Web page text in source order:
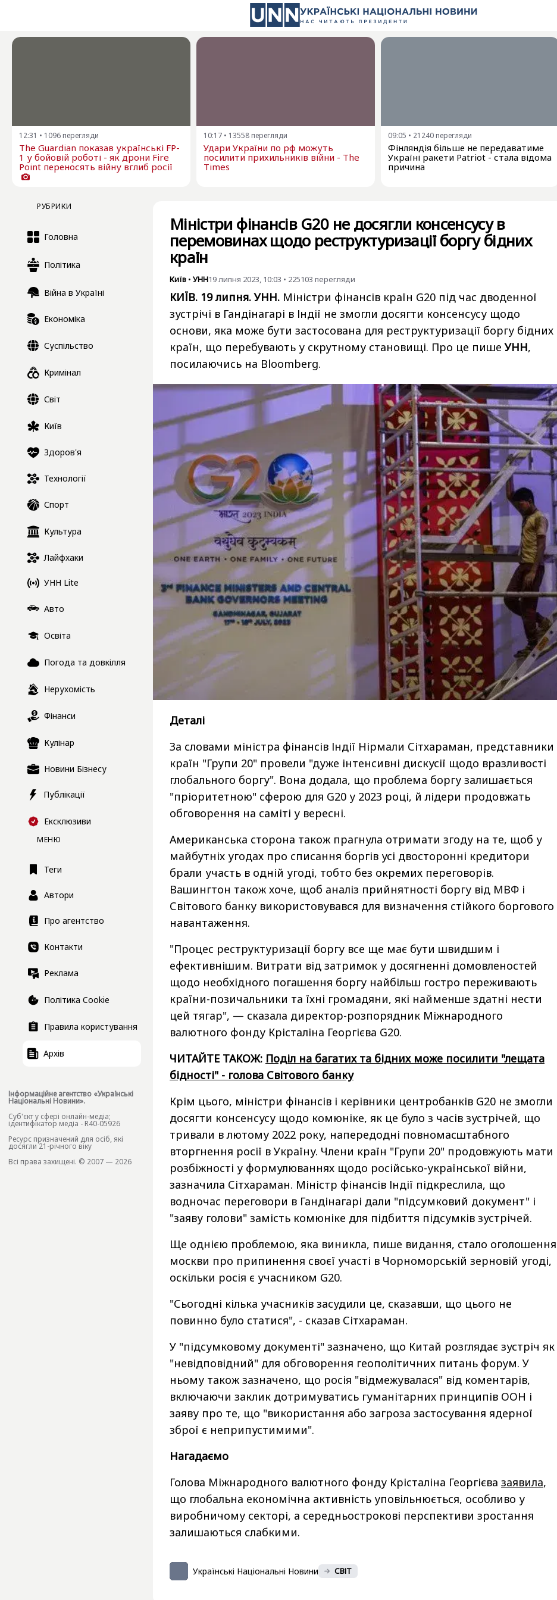
12:31 • 1096 перегляди
The Guardian показав українські FP-
1 у бойовій роботі - як дрони Fire
Point переносять війну вглиб росії
10:17 • 13558 перегляди
Удари України по рф можуть
посилити прихильників війни - The
Times
09:05 • 21240 перегляди
Фінляндія більше не передаватиме
Україні ракети Patriot - стала відома
причина
РУБРИКИ
Головна
Політика
Війна в Україні
Економіка
Суспільство
Кримінал
Світ
Київ
Здоров'я
Технології
Спорт
Культура
Лайфхаки
УНН Lite
Авто
Освіта
Погода та довкілля
Нерухомість
Фінанси
Кулінар
Новини Бізнесу
Публікації
Ексклюзиви
МЕНЮ
Теги
Автори
Про агентство
Контакти
Реклама
Політика Cookie
Правила користування
Архів
Інформаційне агентство «Українські
Національні Новини».
Cуб'єкт у сфері онлайн-медіа;
ідентифікатор медіа - R40-05926
Ресурс призначений для осіб, які
досягли 21-річного віку
Всі права захищені. © 2007 — 2026
Міністри фінансів G20 не досягли консенсусу в
перемовинах щодо реструктуризації боргу бідних
країн
Київ • УНН19 липня 2023, 10:03 • 225103 перегляди
КИЇВ. 19 липня. УНН. Міністри фінансів країн G20 під час дводенної
зустрічі в Гандінагарі в Індії не змогли досягти консенсусу щодо
основи, яка може бути застосована для реструктуризації боргу бідних
країн, що перебувають у скрутному становищі. Про це пишеУНН,
посилаючись на Bloomberg.
Деталі
За словами міністра фінансів Індії Нірмали Сітхараман, представники
країн "Групи 20" провели "дуже інтенсивні дискусії щодо вразливості
глобального боргу". Вона додала, що проблема боргу залишається
"пріоритетною" сферою для G20 у 2023 році, й лідери продовжать
обговорення на саміті у вересні.
Американська сторона також прагнула отримати згоду на те, щоб у
майбутніх угодах про списання боргів усі двосторонні кредитори
брали участь в одній угоді, тобто без окремих переговорів.
Вашингтон також хоче, щоб аналіз прийнятності боргу від МВФ і
Світового банку використовувався для визначення стійкого боргового
навантаження.
"Процес реструктуризації боргу все ще має бути швидшим і
ефективнішим. Витрати від затримок у досягненні домовленостей
щодо необхідного погашення боргу найбільш гостро переживають
країни-позичальники та їхні громадяни, які найменше здатні нести
цей тягар", — сказала директор-розпорядник Міжнародного
валютного фонду Крісталіна Георгієва G20.
ЧИТАЙТЕ ТАКОЖ: Поділ на багатих та бідних може посилити "лещата
бідності" - голова Світового банку
Крім цього, міністри фінансів і керівники центробанків G20 не змогли
досягти консенсусу щодо комюніке, як це було з часів зустрічей, що
тривали в лютому 2022 року, напередодні повномасштабного
вторгнення росії в Україну. Члени країн "Групи 20" продовжують мати
розбіжності у формулюваннях щодо російсько-української війни,
зазначила Сітхараман. Міністр фінансів Індії підкреслила, що
водночас переговори в Гандінагарі дали "підсумковий документ" і
"заяву голови" замість комюніке для підбиття підсумків зустрічей.
Ще однією проблемою, яка виникла, пише видання, стало оголошення
москви про припинення своєї участі в Чорноморській зерновій угоді,
оскільки росія є учасником G20.
"Сьогодні кілька учасників засудили це, сказавши, що цього не
повинно було статися", - сказав Сітхараман.
У "підсумковому документі" зазначено, що Китай розглядає зустріч як
"невідповідний" для обговорення геополітичних питань форум. У
ньому також зазначено, що росія "відмежувалася" від коментарів,
включаючи заклик дотримуватись гуманітарних принципів ООН і
заяву про те, що "використання або загроза застосування ядерної
зброї є неприпустимими".
Нагадаємо
Голова Міжнародного валютного фонду Крісталіна Георгієва заявила,
що глобальна економічна активність уповільнюється, особливо у
виробничому секторі, а середньострокові перспективи зростання
залишаються слабкими.
Українські Національні Новини СВІТ